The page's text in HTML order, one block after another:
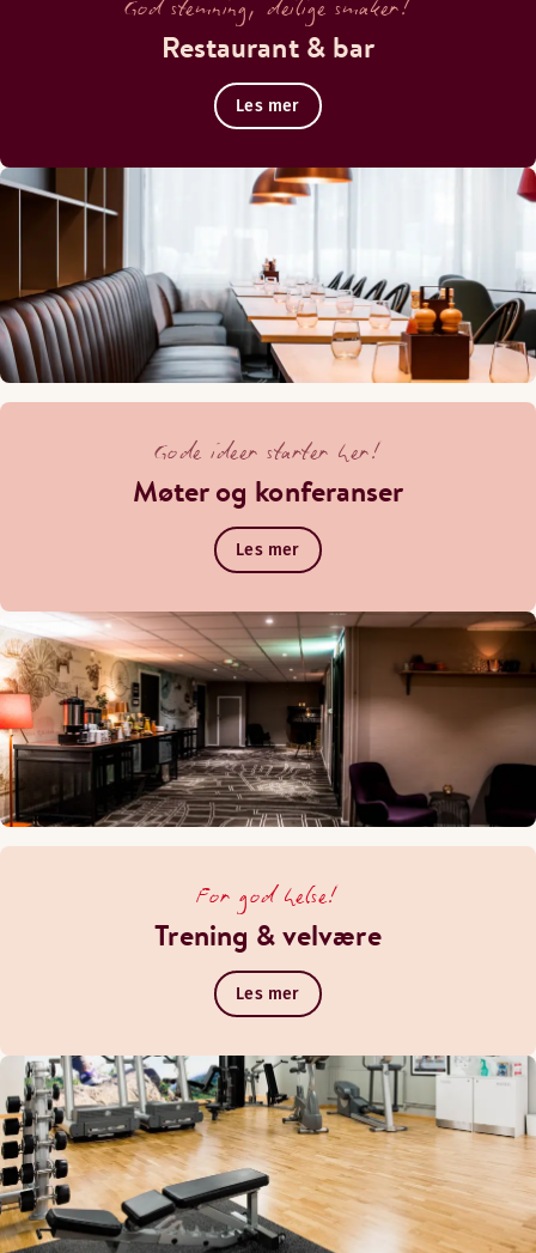
God stemning, deilige smaker!
Restaurant & bar
Les mer
Gode ideer starter her!
Møter og konferanser
Les mer
For god helse!
Trening & velvære
Les mer